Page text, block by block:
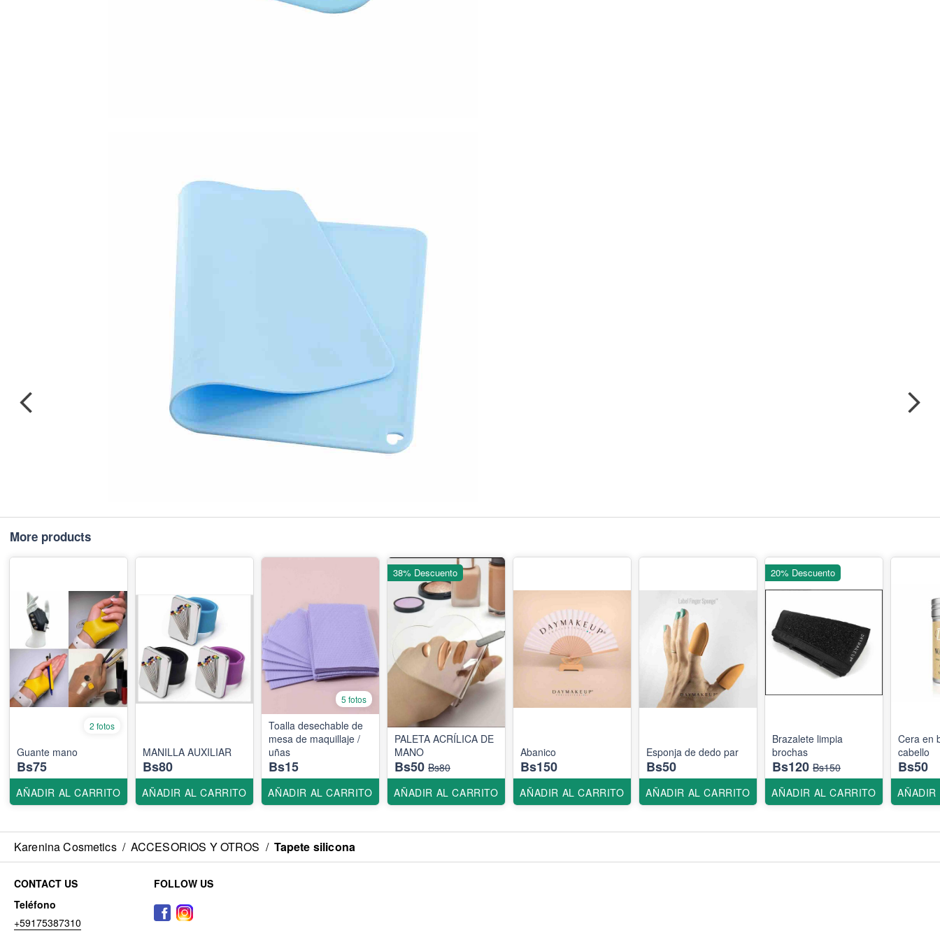
More products
2 fotos
Guante mano
Bs75
AÑADIR AL CARRITO
MANILLA AUXILIAR
Bs80
AÑADIR AL CARRITO
5 fotos
Toalla desechable de
mesa de maquillaje /
uñas
Bs15
AÑADIR AL CARRITO
PALETA ACRÍLICA DE
MANO
Bs50 Bs80
AÑADIR AL CARRITO
38% Descuento
Abanico
Bs150
AÑADIR AL CARRITO
Esponja de dedo par
Bs50
AÑADIR AL CARRITO
Brazalete limpia
brochas
Bs120 Bs150
AÑADIR AL CARRITO
20% Descuento
Cera en
cabello
Bs50
AÑADIR
Karenina Cosmetics / ACCESORIOS Y OTROS / Tapete silicona
CONTACT US
Teléfono
+59175387310
FOLLOW US